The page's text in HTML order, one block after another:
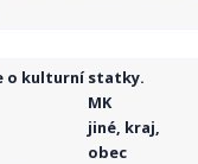
o kulturní statky.
MK
jiné, kraj,
obec